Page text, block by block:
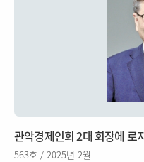
관악경제인회 2대 회장에 로
563호 / 2025년 2월